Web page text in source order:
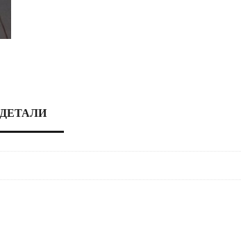
ДЕТАЛИ